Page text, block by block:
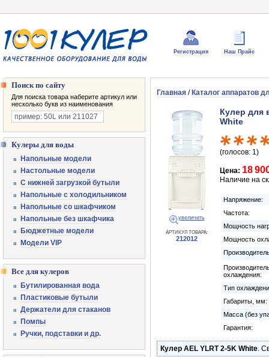
Регистрация Наш Прайс
Главная / Каталог аппаратов
увеличить
АРТИКУЛ ТОВАРА:
212012
Кулер для
White
(голосов: 1)
Цена: 18
Наличие на
Напряжение:
Частота:
Мощность
Мощность
охлаждения:
Тип
Габариты, мм:
Масса (без
Гарантия:
Кулер AEL YLRT 2-5K White.
Поиск по сайту
Для поиска товара наберите артикул или
несколько букв из наименования
Кулеры для воды
Напольные модели
Настольные модели
С нижней загрузкой бутыли
Напольные с холодильником
Напольные со шкафчиком
Напольные без шкафчика
Бюджетные модели
Модели VIP
Все для кулеров
Бутилированная вода
Пластиковые бутыли
Держатели для стаканов
Помпы
Ручки, подставки и др.